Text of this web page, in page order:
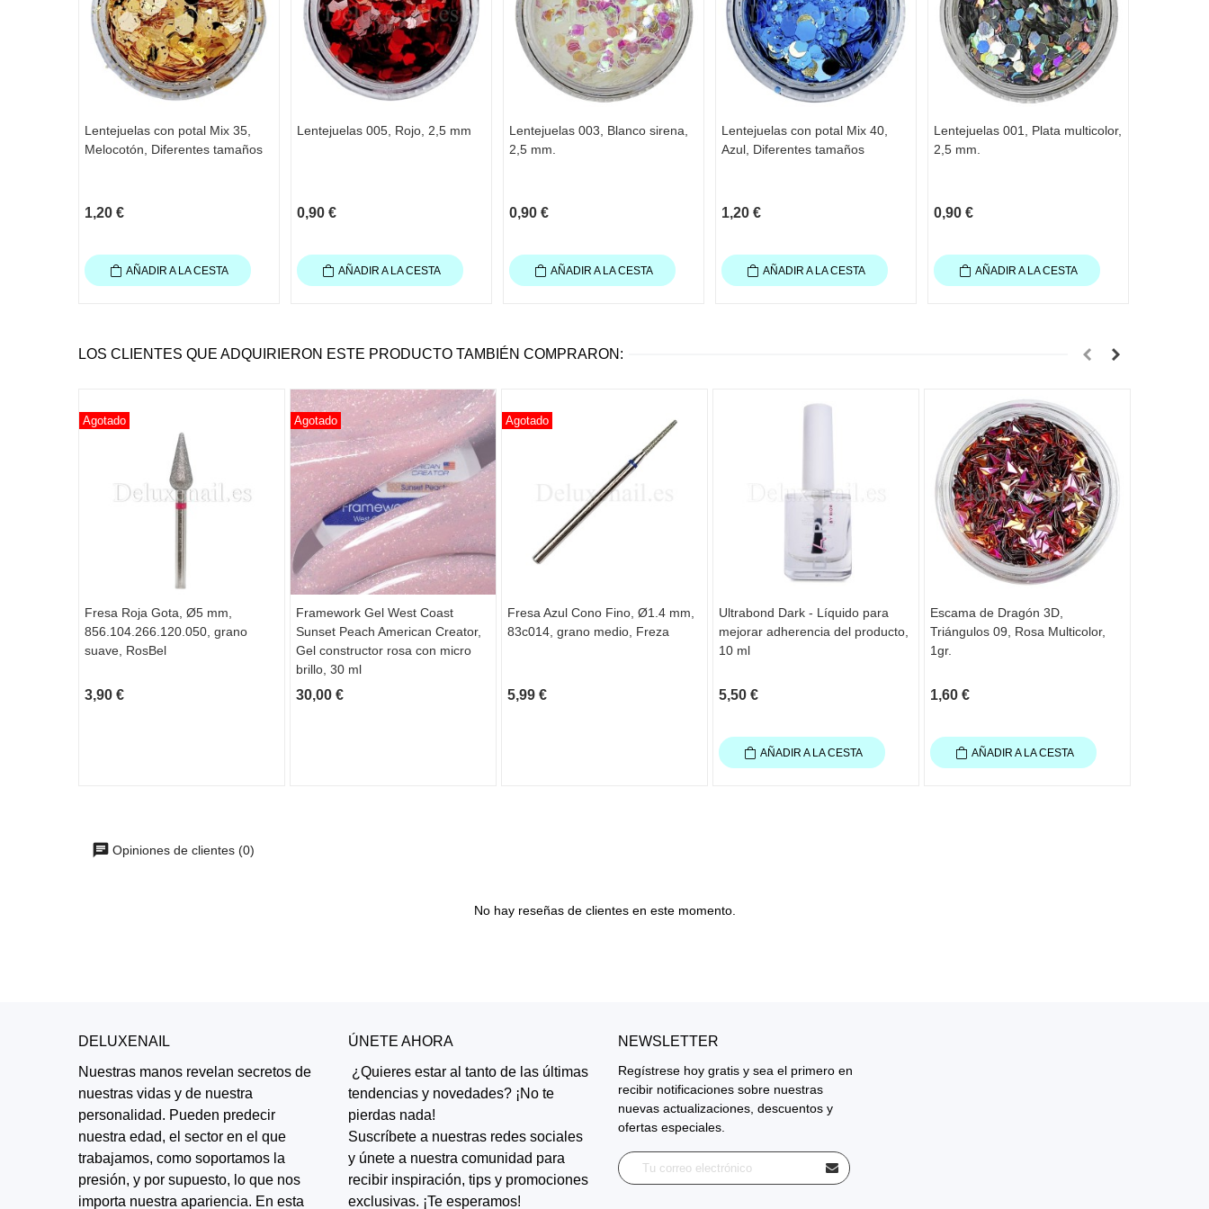
Lentejuelas con potal Mix 35,
Melocotón, Diferentes tamaños
1,20 €
AÑADIR A LA CESTA
Lentejuelas 005, Rojo, 2,5 mm
0,90 €
AÑADIR A LA CESTA
Lentejuelas 003, Blanco sirena,
2,5 mm.
0,90 €
AÑADIR A LA CESTA
Lentejuelas con potal Mix 40,
Azul, Diferentes tamaños
1,20 €
AÑADIR A LA CESTA
Lentejuelas 001, Plata multicolor,
2,5 mm.
0,90 €
AÑADIR A LA CESTA
LOS CLIENTES QUE ADQUIRIERON ESTE PRODUCTO TAMBIÉN COMPRARON:
Agotado
Fresa Roja Gota, Ø5 mm,
856.104.266.120.050, grano
suave, RosBel
3,90 €
Agotado
Framework Gel West Coast
Sunset Peach American Creator,
Gel constructor rosa con micro
brillo, 30 ml
30,00 €
Agotado
Fresa Azul Cono Fino, Ø1.4 mm,
83c014, grano medio, Freza
5,99 €
Ultrabond Dark - Líquido para
mejorar adherencia del producto,
10 ml
5,50 €
AÑADIR A LA CESTA
Escama de Dragón 3D,
Triángulos 09, Rosa Multicolor,
1gr.
1,60 €
AÑADIR A LA CESTA
Opiniones de clientes (0)
No hay reseñas de clientes en este momento.
DELUXENAIL
Nuestras manos revelan secretos de
nuestras vidas y de nuestra
personalidad. Pueden predecir
nuestra edad, el sector en el que
trabajamos, como soportamos la
presión, y por supuesto, lo que nos
importa nuestra apariencia. En esta
ÚNETE AHORA
¿Quieres estar al tanto de las últimas
tendencias y novedades? ¡No te
pierdas nada!
Suscríbete a nuestras redes sociales
y únete a nuestra comunidad para
recibir inspiración, tips y promociones
exclusivas. ¡Te esperamos!
NEWSLETTER
Regístrese hoy gratis y sea el primero en
recibir notificaciones sobre nuestras
nuevas actualizaciones, descuentos y
ofertas especiales.